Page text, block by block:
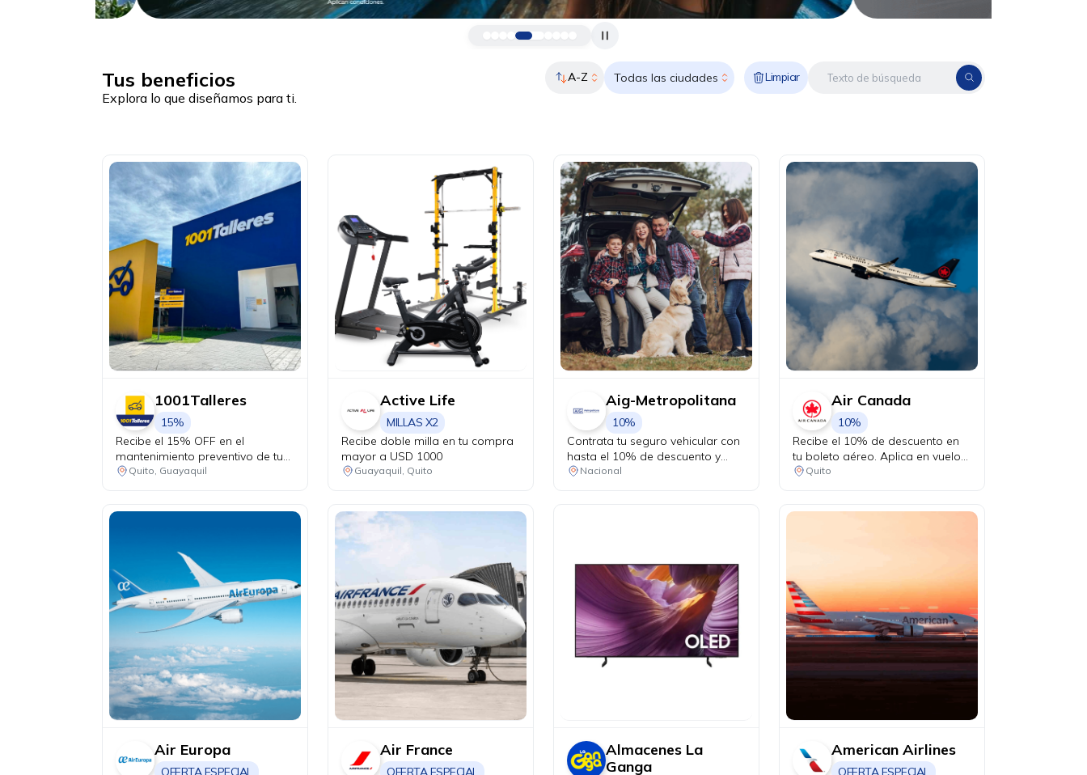
Tus beneficios
Explora lo que diseñamos para ti.
A-Z Todas las ciudades Limpiar
1001Talleres
15%
Recibe el 15% OFF en el
mantenimiento preventivo de tu
vehículo + chequeo de 20 puntos
Quito, Guayaquil
Active Life
MILLAS X2
Recibe doble milla en tu compra
mayor a USD 1000
Guayaquil, Quito
Aig-Metropolitana
10%
Contrata tu seguro vehicular con
hasta el 10% de descuento y
recorre protegido en cada
Nacional
Air Canada
10%
Recibe el 10% de descuento en
tu boleto aéreo. Aplica en vuelos
desde Quito a Canadá y Estados
Quito
Air Europa
OFERTA ESPECIAL
Air France
OFERTA ESPECIAL
Almacenes La
Ganga
American Airlines
OFERTA ESPECIAL